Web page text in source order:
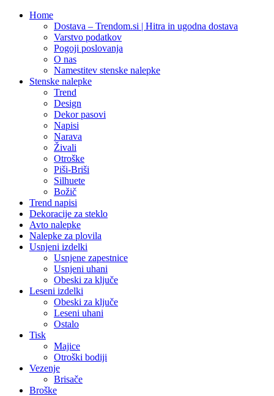
Home
Dostava – Trendom.si | Hitra in ugodna dostava
Varstvo podatkov
Pogoji poslovanja
O nas
Namestitev stenske nalepke
Stenske nalepke
Trend
Design
Dekor pasovi
Napisi
Narava
Živali
Otroške
Piši-Briši
Silhuete
Božič
Trend napisi
Dekoracije za steklo
Avto nalepke
Nalepke za plovila
Usnjeni izdelki
Usnjene zapestnice
Usnjeni uhani
Obeski za ključe
Leseni izdelki
Obeski za ključe
Leseni uhani
Ostalo
Tisk
Majice
Otroški bodiji
Vezenje
Brisače
Broške